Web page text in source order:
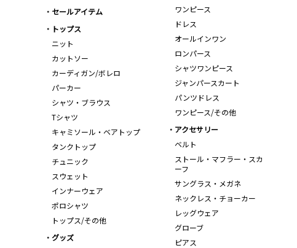
セールアイテム
トップス
ニット
カットソー
カーディガン/ボレロ
パーカー
シャツ・ブラウス
Tシャツ
キャミソール・ベアトップ
タンクトップ
チュニック
スウェット
インナーウェア
ポロシャツ
トップス/その他
ワンピース
ドレス
オールインワン
ロンパース
シャツワンピース
ジャンパースカート
パンツドレス
ワンピース/その他
アクセサリー
ベルト
ストール・マフラー・スカ
ーフ
サングラス・メガネ
ネックレス・チョーカー
レッグウェア
グローブ
ピアス
グッズ